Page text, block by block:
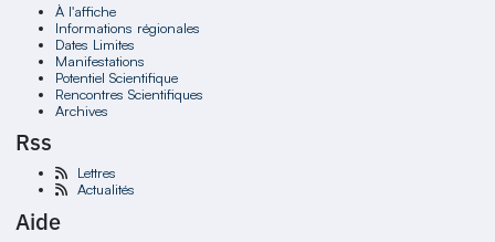
À l'affiche
Informations régionales
Dates Limites
Manifestations
Potentiel Scientifique
Rencontres Scientifiques
Archives
Rss
Lettres
Actualités
Aide